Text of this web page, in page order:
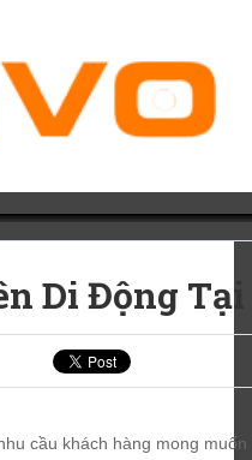
Di Động Tại
cầu khách hàng mong muốn